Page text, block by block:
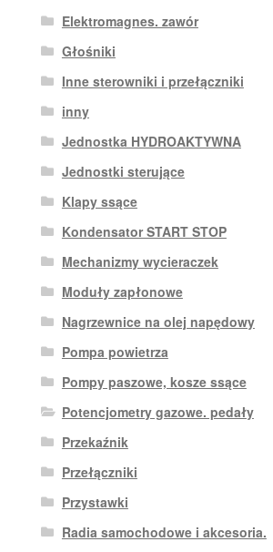
Elektromagnes. zawór
Głośniki
Inne sterowniki i przełączniki
inny
Jednostka HYDROAKTYWNA
Jednostki sterujące
Klapy ssące
Kondensator START STOP
Mechanizmy wycieraczek
Moduły zapłonowe
Nagrzewnice na olej napędowy
Pompa powietrza
Pompy paszowe, kosze ssące
Potencjometry gazowe. pedały
Przekaźnik
Przełączniki
Przystawki
Radia samochodowe i akcesoria.